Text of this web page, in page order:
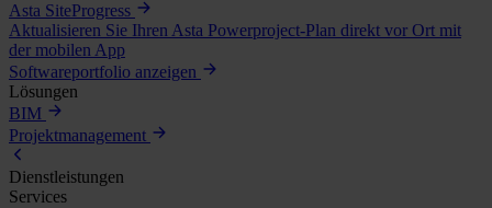
Asta SiteProgress
Aktualisieren Sie Ihren Asta Powerproject-Plan direkt vor Ort mit
der mobilen App
Softwareportfolio anzeigen
Lösungen
BIM
Projektmanagement
Dienstleistungen
Services